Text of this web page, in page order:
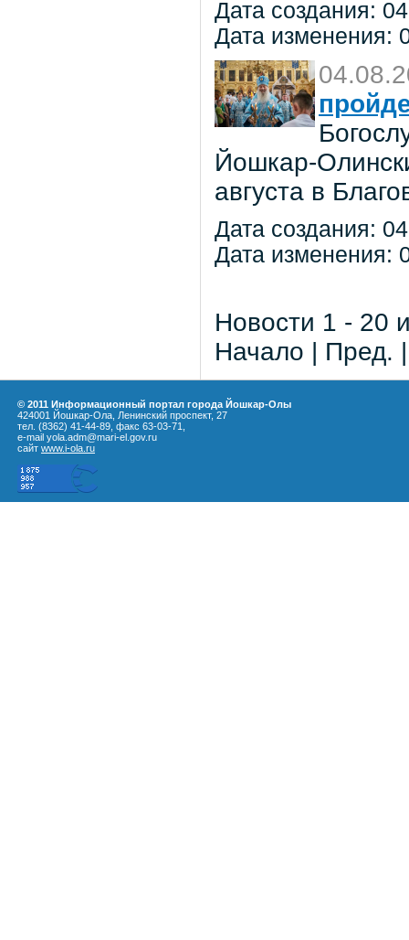
Дата создания:
Дата изменения:
Йошкар-
августа в
Дата создания:
Дата изменения:
Новости 1 - 20
Начало | Пред.
© 2011 Информационный портал города Йошкар-Олы
424001 Йошкар-Ола, Ленинский проспект, 27
тел. (8362) 41-44-89, факс 63-03-71,
e-mail yola.adm@mari-el.gov.ru
сайт www.i-ola.ru